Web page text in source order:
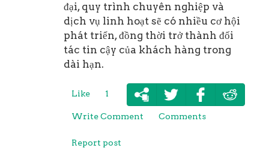
đại, quy trình chuyên nghiệp và
dịch vụ linh hoạt sẽ có nhiều cơ hội
phát triển, đồng thời trở thành đối
tác tin cậy của khách hàng trong
dài hạn.
Like 1
Write Comment Comments
Report post